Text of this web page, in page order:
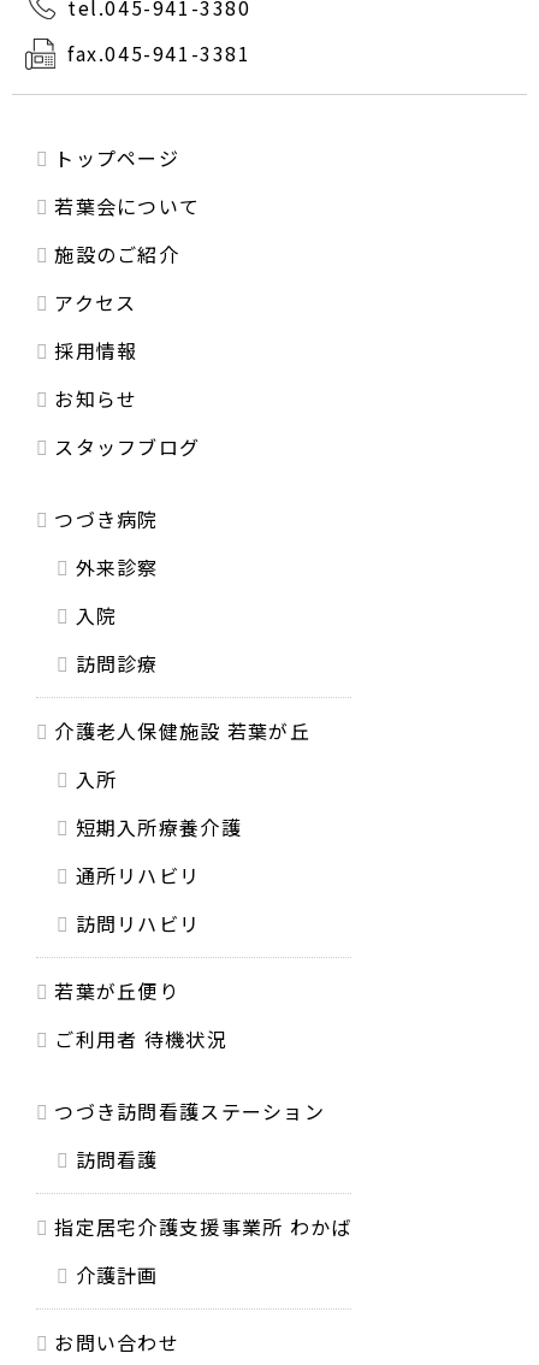
tel.045-941-3380
fax.045-941-3381
トップページ
若葉会について
施設のご紹介
アクセス
採用情報
お知らせ
スタッフブログ
つづき病院
外来診察
入院
訪問診療
介護老人保健施設 若葉が丘
入所
短期入所療養介護
通所リハビリ
訪問リハビリ
若葉が丘便り
ご利用者 待機状況
つづき訪問看護ステーション
訪問看護
指定居宅介護支援事業所 わかば
介護計画
お問い合わせ